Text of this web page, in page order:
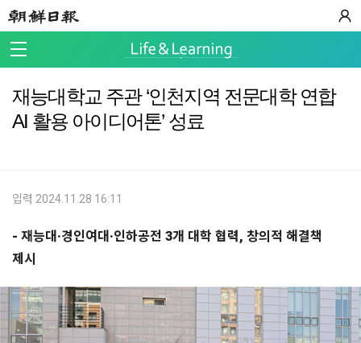
재능대학교 주관 ‘인천지역 전문대학 연합
AI 활용 아이디어톤’ 성료
입력 2024.11.28 16:11
- 재능대·경인여대·인하공전 3개 대학 협력, 창의적 해결책
제시